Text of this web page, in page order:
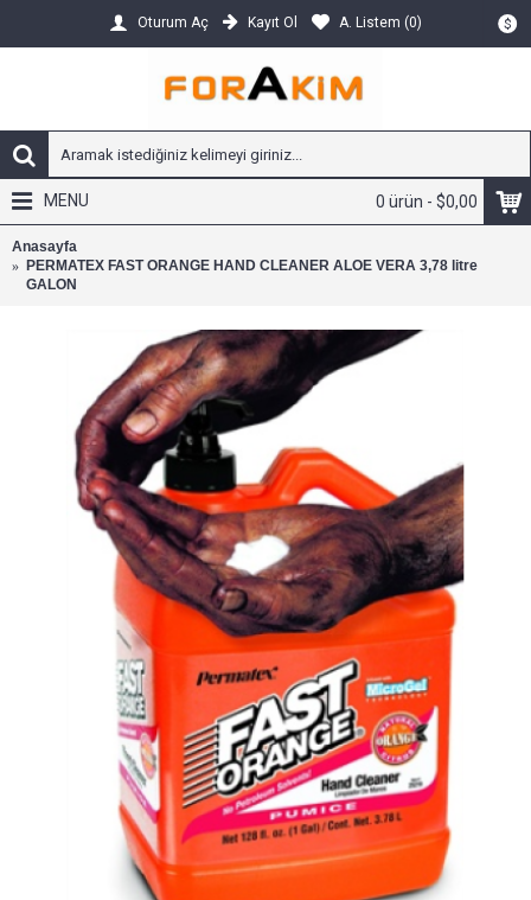
$
Oturum Aç Kayıt Ol A. Listem (0)
0 ürün - $0,00
MENU
Anasayfa
PERMATEX FAST ORANGE HAND CLEANER ALOE VERA 3,78 litre
GALON